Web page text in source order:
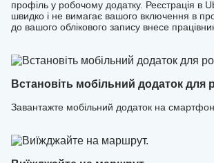
профіль у робочому додатку. Реєстрація в
швидко і не вимагає вашого включення в
до вашого облікового запису внесе
Встановіть мобільний додаток для
Завантажте мобільний додаток на